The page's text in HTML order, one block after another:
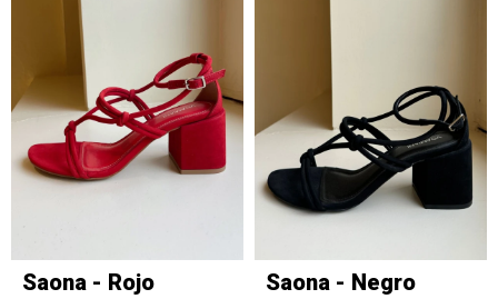
Saona - Rojo Saona - Negro